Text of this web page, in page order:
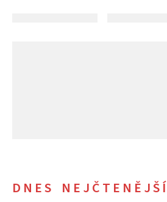
DNES NEJČTENĚJŠÍ